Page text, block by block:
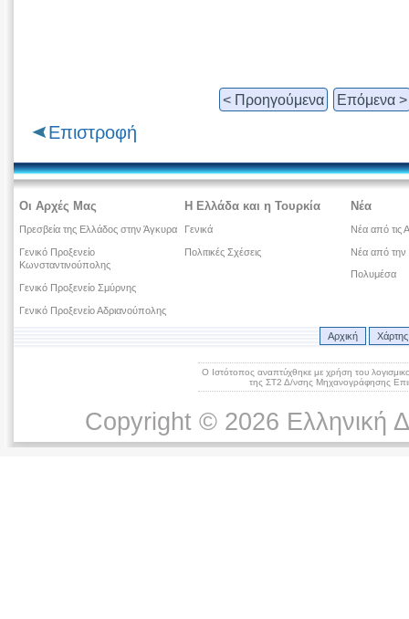
< Προηγούμενα Επόμενα >
Επιστροφή
Οι Αρχές Μας
Πρεσβεία της Ελλάδος στην Άγκυρα
Γενικό Προξενείο
Κωνσταντινούπολης
Γενικό Προξενείο Σμύρνης
Γενικό Προξενείο Αδριανούπολης
Η Ελλάδα και η Τουρκία
Γενικά
Πολιτικές Σχέσεις
Νέα
Νέα από τις
Νέα από την
Πολυμέσα
Αρχική
Ο Ιστότοπος αναπτύχθηκε με χρήση του
της ΣΤ2 Δ/νσης Μηχανογράφησης
Copyright © 2026 Ελληνική